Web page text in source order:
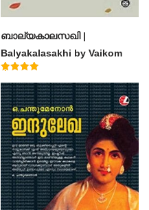
ബാല്യകാലസഖി |
Balyakalasakhi by Vaikom
Muhammad Basheer
4.60
out of 5